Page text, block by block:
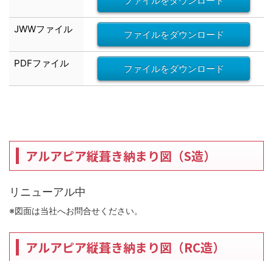
JWWファイル ファイルをダウンロード
PDFファイル ファイルをダウンロード
アルアピア縦葺き納まり図（S造）
リニューアル中
※図面は当社へお問合せください。
アルアピア縦葺き納まり図（RC造）